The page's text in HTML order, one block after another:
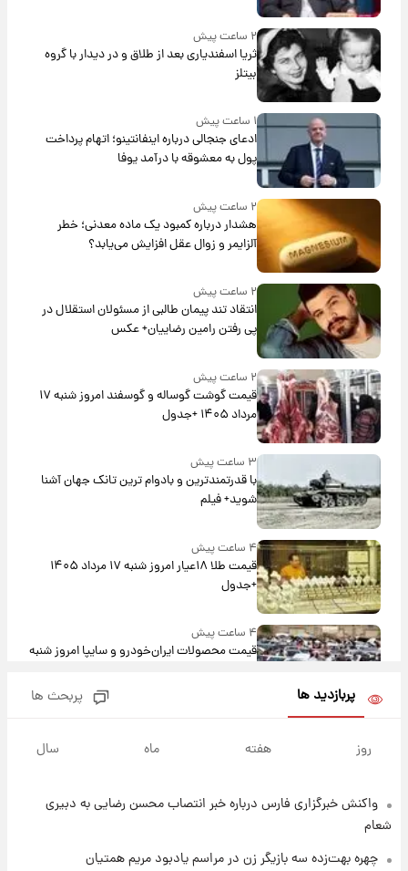
۲ ساعت پیش
ثریا اسفندیاری بعد از طلاق و در دیدار با گروه
بیتلز
۱ ساعت پیش
ادعای جنجالی درباره اینفانتینو؛ اتهام پرداخت
پول به معشوقه با درآمد یوفا
۲ ساعت پیش
هشدار درباره کمبود یک ماده معدنی؛ خطر
آلزایمر و زوال عقل افزایش می‌یابد؟
۲ ساعت پیش
انتقاد تند پیمان طالبی از مسئولان استقلال در
پی رفتن رامین رضاییان+ عکس
۲ ساعت پیش
قیمت گوشت گوساله و گوسفند امروز شنبه ۱۷
مرداد ۱۴۰۵ +جدول
۳ ساعت پیش
با قدرتمندترین و بادوام ترین تانک جهان آشنا
شوید+ فیلم
۴ ساعت پیش
قیمت طلا ۱۸عیار امروز شنبه ۱۷ مرداد ۱۴۰۵
+جدول
۴ ساعت پیش
قیمت محصولات ایران‌خودرو و سایپا امروز شنبه
شنبه ۱۷ مرداد ۱۴۰۵
۱۸ ساعت پیش
پربازدید ها پربحث ها
روز هفته ماه سال
واکنش خبرگزاری فارس درباره خبر انتصاب محسن رضایی به دبیری
شعام
چهره بهت‌زده سه بازیگر زن در مراسم یادبود مریم همتیان